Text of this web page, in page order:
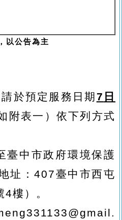
以公告為主
於預定服務日期 7 日
附表一）依下列方式
臺中市政府環境保護
址：407臺中市西屯
4樓）。